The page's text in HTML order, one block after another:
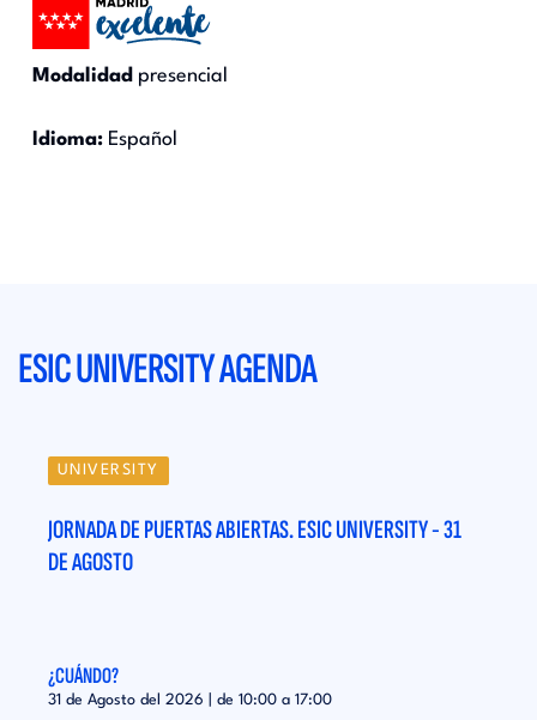
Modalidad presencial
Idioma: Español
ESIC UNIVERSITY AGENDA
UNIVERSITY
JORNADA DE PUERTAS ABIERTAS. ESIC UNIVERSITY - 31
DE AGOSTO
¿CUÁNDO?
31 de Agosto del 2026 | de 10:00a 17:00